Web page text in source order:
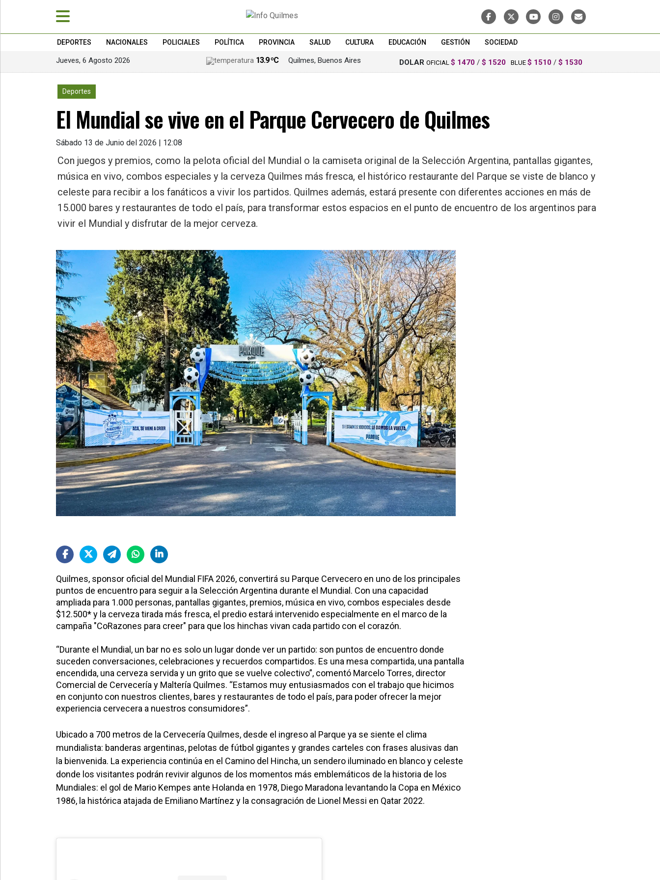
DEPORTES NACIONALES POLICIALES POLÍTICA PROVINCIA SALUD CULTURA EDUCACIÓN GESTIÓN SOCIEDAD
Jueves, 6 Agosto 2026 13.9 ºC Quilmes, Buenos Aires DOLAR OFICIAL $ 1470 / $ 1520 BLUE $ 1510 / $ 1530
Deportes
El Mundial se vive en el Parque Cervecero de Quilmes
Sábado 13 de Junio del 2026 | 12:08
Con juegos y premios, como la pelota oficial del Mundial o la camiseta original de la Selección Argentina, pantallas gigantes,
música en vivo, combos especiales y la cerveza Quilmes más fresca, el histórico restaurante del Parque se viste de blanco y
celeste para recibir a los fanáticos a vivir los partidos. Quilmes además, estará presente con diferentes acciones en más de
15.000 bares y restaurantes de todo el país, para transformar estos espacios en el punto de encuentro de los argentinos para
vivir el Mundial y disfrutar de la mejor cerveza.
Quilmes, sponsor oficial del Mundial FIFA 2026, convertirá su Parque Cervecero en uno de los principales
puntos de encuentro para seguir a la Selección Argentina durante el Mundial. Con una capacidad
ampliada para 1.000 personas, pantallas gigantes, premios, música en vivo, combos especiales desde
$12.500* y la cerveza tirada más fresca, el predio estará intervenido especialmente en el marco de la
campaña "CoRazones para creer" para que los hinchas vivan cada partido con el corazón.
“Durante el Mundial, un bar no es solo un lugar donde ver un partido: son puntos de encuentro donde
suceden conversaciones, celebraciones y recuerdos compartidos. Es una mesa compartida, una pantalla
encendida, una cerveza servida y un grito que se vuelve colectivo”, comentó Marcelo Torres, director
Comercial de Cervecería y Maltería Quilmes. “Estamos muy entusiasmados con el trabajo que hicimos
en conjunto con nuestros clientes, bares y restaurantes de todo el país, para poder ofrecer la mejor
experiencia cervecera a nuestros consumidores”.
Ubicado a 700 metros de la Cervecería Quilmes, desde el ingreso al Parque ya se siente el clima
mundialista: banderas argentinas, pelotas de fútbol gigantes y grandes carteles con frases alusivas dan
la bienvenida. La experiencia continúa en el Camino del Hincha, un sendero iluminado en blanco y celeste
donde los visitantes podrán revivir algunos de los momentos más emblemáticos de la historia de los
Mundiales: el gol de Mario Kempes ante Holanda en 1978, Diego Maradona levantando la Copa en México
1986, la histórica atajada de Emiliano Martínez y la consagración de Lionel Messi en Qatar 2022.